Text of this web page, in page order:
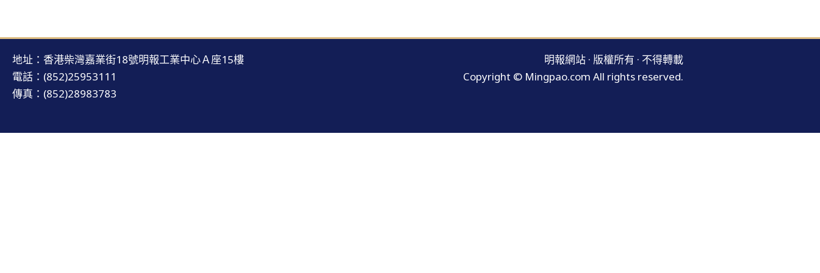
地址：香港柴灣嘉業街18號明報工業中心Ａ座15樓
電話：(852)25953111
傳真：(852)28983783
明報網站 · 版權所有 · 不得轉載
Copyright © Mingpao.com All rights reserved.